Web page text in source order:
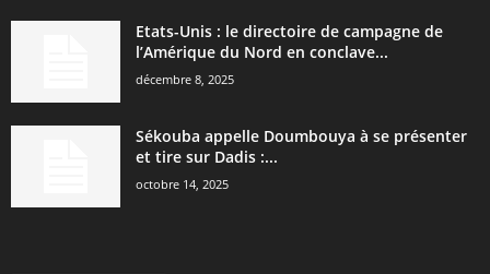
Etats-Unis : le directoire de campagne de
l’Amérique du Nord en conclave...
décembre 8, 2025
Sékouba appelle Doumbouya à se présenter
et tire sur Dadis :...
octobre 14, 2025